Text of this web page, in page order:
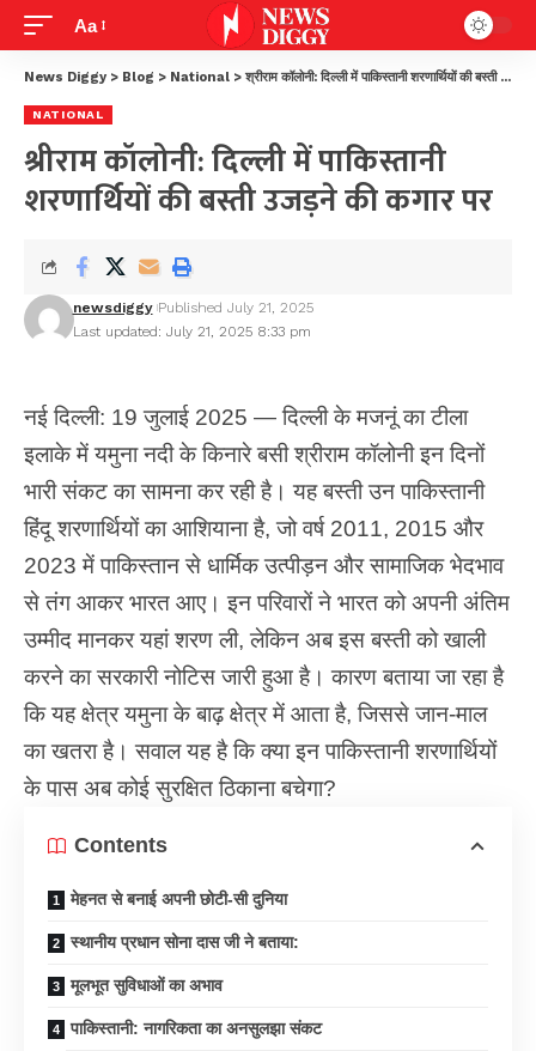
Aa
News Diggy > Blog > National > श्रीराम कॉलोनी: दिल्ली में पाकिस्तानी शरणार्थियों की बस्ती उजड़ने की कगार पर
NATIONAL
श्रीराम कॉलोनी: दिल्ली में पाकिस्तानी
शरणार्थियों की बस्ती उजड़ने की कगार पर
Last updated: July 21, 2025 8:33 pm
newsdiggy Published July 21, 2025
नई दिल्ली: 19 जुलाई 2025 — दिल्ली के मजनूं का टीला
इलाके में यमुना नदी के किनारे बसी श्रीराम कॉलोनी इन दिनों
भारी संकट का सामना कर रही है। यह बस्ती उन पाकिस्तानी
हिंदू शरणार्थियों का आशियाना है, जो वर्ष 2011, 2015 और
2023 में पाकिस्तान से धार्मिक उत्पीड़न और सामाजिक भेदभाव
से तंग आकर भारत आए। इन परिवारों ने भारत को अपनी अंतिम
उम्मीद मानकर यहां शरण ली, लेकिन अब इस बस्ती को खाली
करने का सरकारी नोटिस जारी हुआ है। कारण बताया जा रहा है
कि यह क्षेत्र यमुना के बाढ़ क्षेत्र में आता है, जिससे जान-माल
का खतरा है। सवाल यह है कि क्या इन पाकिस्तानी शरणार्थियों
के पास अब कोई सुरक्षित ठिकाना बचेगा?
Contents
मेहनत से बनाई अपनी छोटी-सी दुनिया
स्थानीय प्रधान सोना दास जी ने बताया:
मूलभूत सुविधाओं का अभाव
पाकिस्तानी: नागरिकता का अनसुलझा संकट